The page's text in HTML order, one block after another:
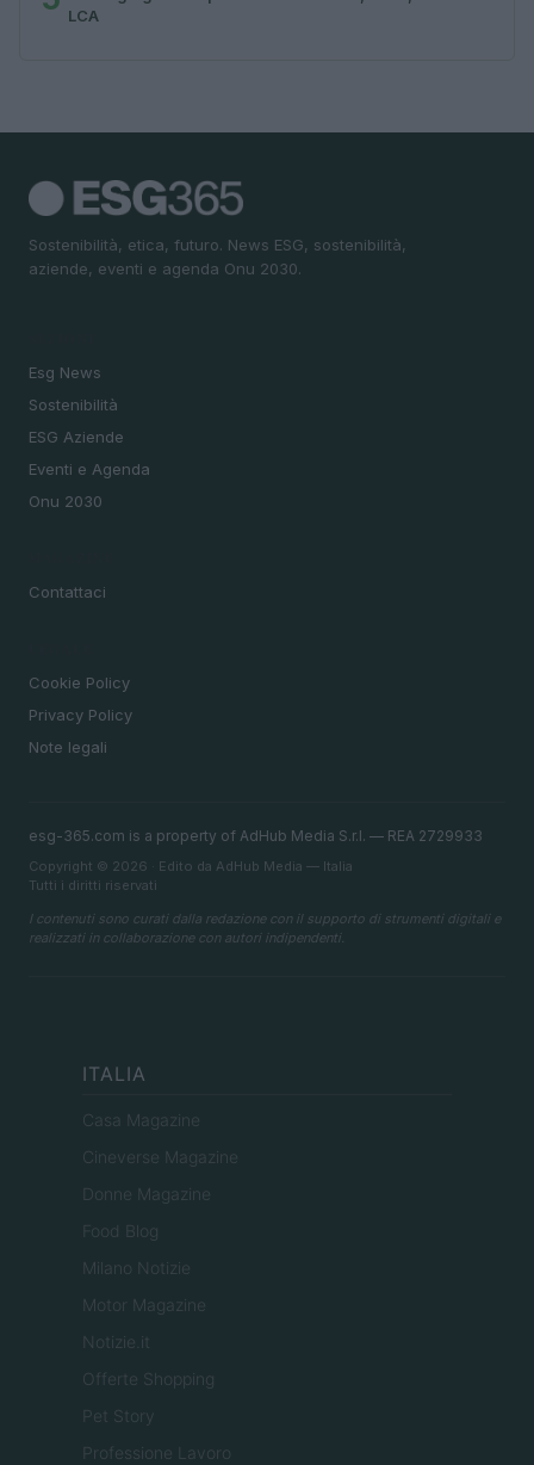
LCA
Sostenibilità, etica, futuro. News ESG, sostenibilità,
aziende, eventi e agenda Onu 2030.
Esg News
Sostenibilità
ESG Aziende
Eventi e Agenda
Onu 2030
Contattaci
Cookie Policy
Privacy Policy
Note legali
esg-365.com is a property of AdHub Media S.r.l. — REA 2729933
Copyright © 2026 · Edito da AdHub Media — Italia
Tutti i diritti riservati
I contenuti sono curati dalla redazione con il supporto di strumenti digitali e
realizzati in collaborazione con autori indipendenti.
ITALIA
Casa Magazine
Cineverse Magazine
Donne Magazine
Food Blog
Milano Notizie
Motor Magazine
Notizie.it
Offerte Shopping
Pet Story
Professione Lavoro